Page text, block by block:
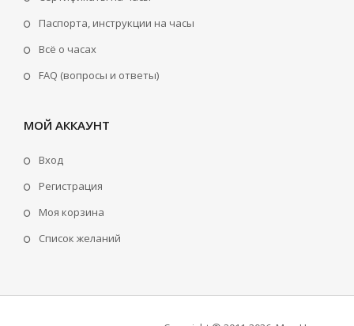
Паспорта, инструкции на часы
Всё о часах
FAQ (вопросы и ответы)
МОЙ АККАУНТ
Вход
Регистрация
Моя корзина
Cписок желаний